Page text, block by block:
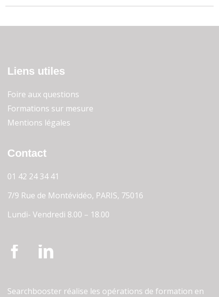
Liens utiles
Foire aux questions
Formations sur mesure
Mentions légales
Contact
01 42 24 34 41
7/9 Rue de Montévidéo, PARIS, 75016
Lundi- Vendredi 8.00 – 18.00
Searchbooster réalise les opérations de formation en